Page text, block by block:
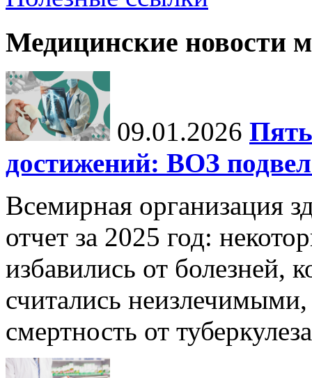
Медицинские новости
09.01.2026
достижений: ВОЗ
Всемирная организация
отчет за 2025 год:
избавились от болезней,
считались неизлечимыми,
смертность от